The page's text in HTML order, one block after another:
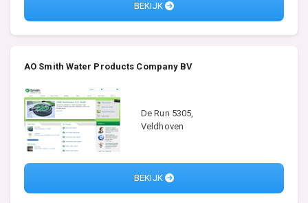
BEKIJK
AO Smith Water Products Company BV
De Run 5305,
Veldhoven
BEKIJK